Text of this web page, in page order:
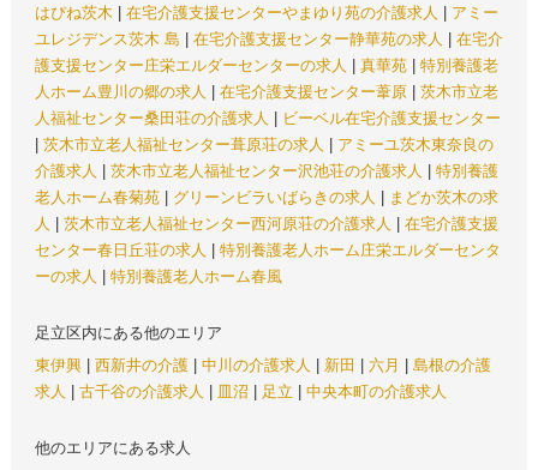
はぴね茨木
在宅介護支援センターやまゆり苑の介護求人
アミー
ユレジデンス茨木 島
在宅介護支援センター静華苑の求人
在宅介
護支援センター庄栄エルダーセンターの求人
真華苑
特別養護老
人ホーム豊川の郷の求人
在宅介護支援センター葦原
茨木市立老
人福祉センター桑田荘の介護求人
ビーベル在宅介護支援センター
茨木市立老人福祉センター葺原荘の求人
アミーユ茨木東奈良の
介護求人
茨木市立老人福祉センター沢池荘の介護求人
特別養護
老人ホーム春菊苑
グリーンビラいばらきの求人
まどか茨木の求
人
茨木市立老人福祉センター西河原荘の介護求人
在宅介護支援
センター春日丘荘の求人
特別養護老人ホーム庄栄エルダーセンタ
ーの求人
特別養護老人ホーム春風
足立区内にある他のエリア
東伊興
西新井の介護 中川の介護求人 新田 六月
島根の介護
求人
古千谷の介護求人 皿沼 足立 中央本町の介護求人
他のエリアにある求人